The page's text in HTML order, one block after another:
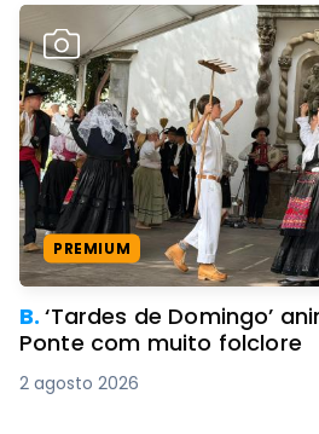
PREMIUM
B.‘Tardes de Domingo’
Ponte com muito folclore
2 agosto 2026